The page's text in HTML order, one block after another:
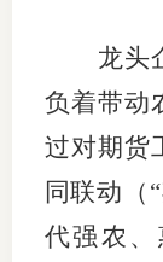
龙头企
负着带动
过对期货
同联动（
代强农